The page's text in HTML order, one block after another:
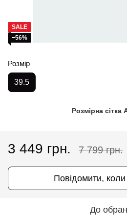
SALE
−56%
Розмір
39.5
Розмірна сітка
3 449 грн. 7 799 грн.
Повідомити, коли
До